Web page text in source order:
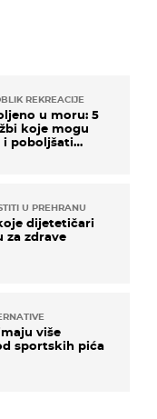
REKREACIJE
u moru: 5
koje mogu
poboljšati
U PREHRANU
dijetetičari
za zdrave
više
sportskih pića